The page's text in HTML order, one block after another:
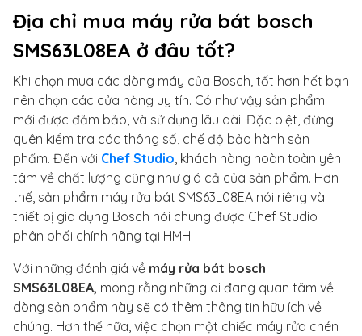
Địa chỉ mua máy rửa bát bosch
SMS63L08EA ở đâu tốt?
Khi chọn mua các dòng máy của Bosch, tốt hơn hết bạn
nên chọn các cửa hàng uy tín. Có như vậy sản phẩm
mới được đảm bảo, và sử dụng lâu dài. Đặc biệt, đừng
quên kiểm tra các thông số, chế độ bảo hành sản
phẩm. Đến với Chef Studio , khách hàng hoàn toàn yên
tâm về chất lượng cũng như giá cả của sản phẩm. Hơn
thế, sản phẩm máy rửa bát SMS63L08EA nói riêng và
thiết bị gia dụng Bosch nói chung được Chef Studio
phân phối chính hãng tại HMH.
Với những đánh giá về máy rửa bát bosch
SMS63L08EA, mong rằng những ai đang quan tâm về
dòng sản phẩm này sẽ có thêm thông tin hữu ích về
chúng. Hơn thế nữa, việc chọn một chiếc máy rửa chén